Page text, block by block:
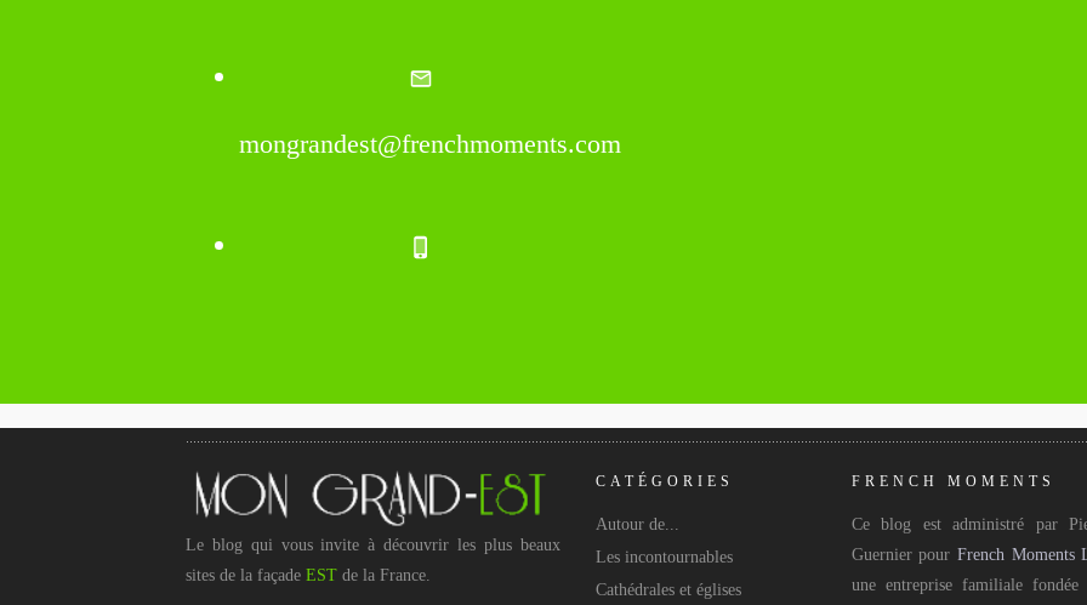
mongrandest@frenchmoments.com
Le blog qui vous invite à découvrir les plus beaux
sites de la façade EST de la France.
CATÉGORIES
Autour de...
Les incontournables
Cathédrales et églises
FRENCH MOMENTS
Ce blog est administré par
Guernier pour French Moments
une entreprise familiale fondée